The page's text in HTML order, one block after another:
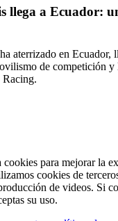
llega a Ecuador:
aterrizado en Ecuador,
de competición y
para mejorar la
cookies de
de videos. Si
su uso.